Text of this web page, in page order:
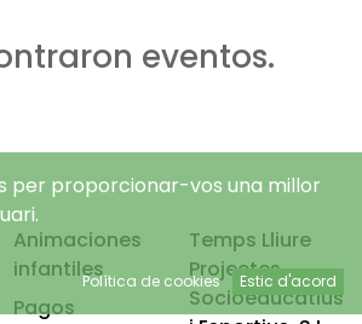
eventos.
Animaciones
infantiles
Pagos
Temps Lliure
Projectes
Socioeducatius
per proporcionar-vos una millor
Política de cookies Estic d'acord